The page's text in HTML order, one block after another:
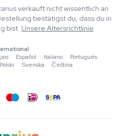
verkauft nicht wissentlich an
bestätigst du, dass du in
bist. Unsere Altersrichtlinie
·Español ·Italiano ·Português
·
Polski ·Svenska ·Čeština